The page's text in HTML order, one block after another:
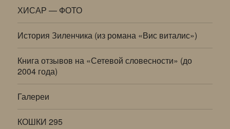
ХИСАР — ФОТО
История Зиленчика (из романа «Вис виталис»)
Книга отзывов на «Сетевой словесности» (до
2004 года)
Галереи
КОШКИ 295